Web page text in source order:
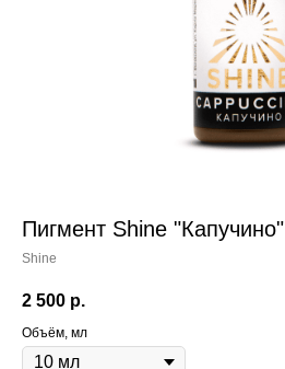
Пигмент Shine "Капучино"
Shine
2 500 р.
Объём, мл